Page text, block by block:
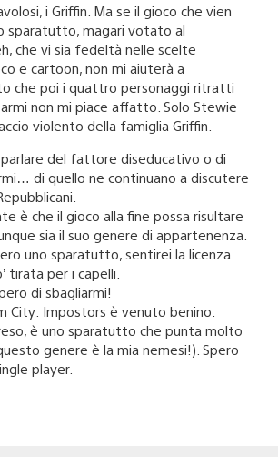
i Griffin. Ma se il gioco che vien
sparatutto, magari votato al
che vi sia fedeltà nelle scelte
e cartoon, non mi aiuterà a
che poi i quattro personaggi ritratti
non mi piace affatto. Solo Stewie
violento della famiglia Griffin.
del fattore diseducativo o di
di quello ne continuano a discutere
è che il gioco alla fine possa risultare
sia il suo genere di appartenenza.
uno sparatutto, sentirei la licenza
tirata per i capelli.
di sbagliarmi!
City: Impostors è venuto benino.
è uno sparatutto che punta molto
genere è la mia nemesi!). Spero
player.